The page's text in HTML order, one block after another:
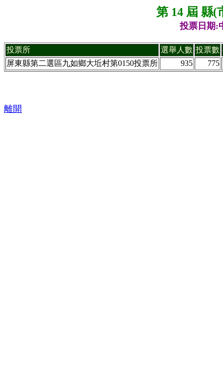
第 14 屆 縣(
投票日期:
投票所 選舉人數 投票數
屏東縣第二選區九如鄉大坵村第0150投票所
935 775
離開